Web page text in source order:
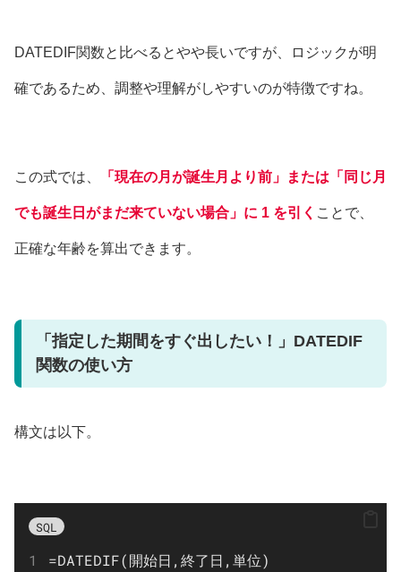
DATEDIF関数と比べるとやや長いですが、ロジックが明
確であるため、調整や理解がしやすいのが特徴ですね。
この式では、 「現在の月が誕生月より前」または「同じ月
でも誕生日がまだ来ていない場合」に 1 を引く ことで、
正確な年齢を算出できます。
「指定した期間をすぐ出したい！」DATEDIF
関数の使い方
構文は以下。
SQL
=DATEDIF(開始日,終了日,単位)